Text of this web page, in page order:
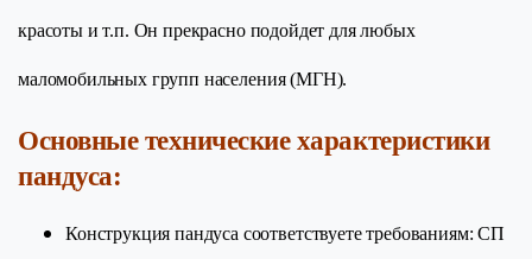
красоты и т.п. Он прекрасно подойдет для любых
маломобильных групп населения (МГН).
Основные технические характеристики
пандуса:
Конструкция пандуса соответствуете требованиям: СП